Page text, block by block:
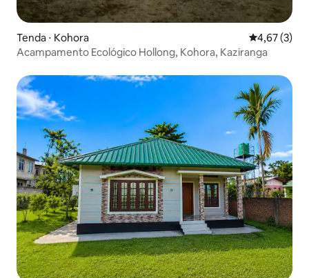
Tenda ⋅ Kohora 4,67 de
4,67 (3)
Acampamento Ecológico Hollong, Kohora, Kaziranga